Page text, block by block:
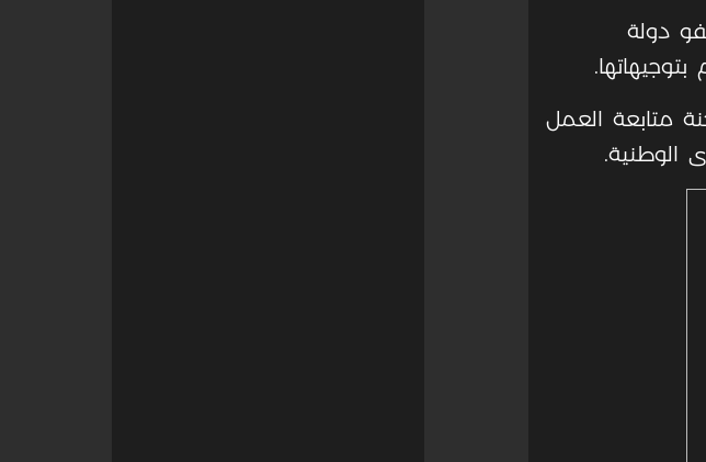
دولة
متابعة العمل
الوطنية.